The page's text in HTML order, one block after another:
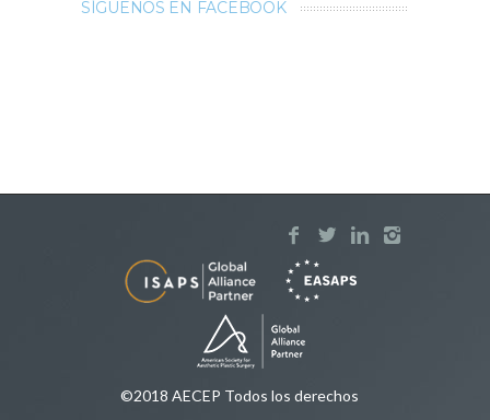
SÍGUENOS EN FACEBOOK
©2018 AECEP Todos los derechos